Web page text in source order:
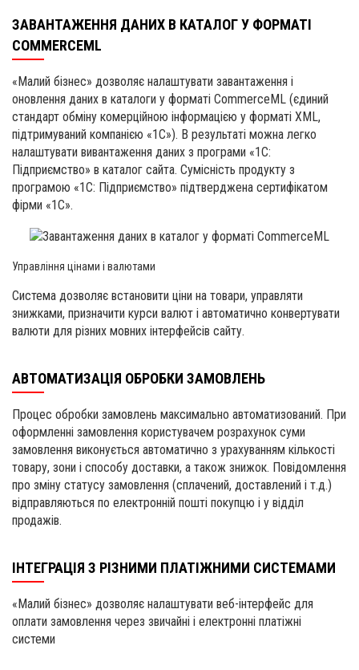
ЗАВАНТАЖЕННЯ ДАНИХ В КАТАЛОГ У ФОРМАТІ
COMMERCEML
«Малий бізнес» дозволяє налаштувати завантаження і
оновлення даних в каталоги у форматі CommerceML (єдиний
стандарт обміну комерційною інформацією у форматі XML,
підтримуваний компанією «1C»). В результаті можна легко
налаштувати вивантаження даних з програми «1С:
Підприємство» в каталог сайта. Сумісність продукту з
програмою «1С: Підприємство» підтверджена сертифікатом
фірми «1С».
Управління цінами і валютами
Система дозволяє встановити ціни на товари, управляти
знижками, призначити курси валют і автоматично конвертувати
валюти для різних мовних інтерфейсів сайту.
АВТОМАТИЗАЦІЯ ОБРОБКИ ЗАМОВЛЕНЬ
Процес обробки замовлень максимально автоматизований. При
оформленні замовлення користувачем розрахунок суми
замовлення виконується автоматично з урахуванням кількості
товару, зони і способу доставки, а також знижок. Повідомлення
про зміну статусу замовлення (сплачений, доставлений і т.д.)
відправляються по електронній пошті покупцю і у відділ
продажів.
ІНТЕГРАЦІЯ З РІЗНИМИ ПЛАТІЖНИМИ СИСТЕМАМИ
«Малий бізнес» дозволяє налаштувати веб-інтерфейс для
оплати замовлення через звичайні і електронні платіжні
системи